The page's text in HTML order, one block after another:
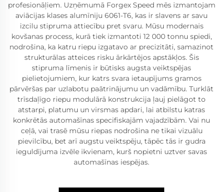
profesionāļiem. Uzņēmumā Forgex Speed mēs izmantojam
aviācijas klases alumīniju 6061-T6, kas ir slavens ar savu
izcilu stipruma attiecību pret svaru. Mūsu modernais
kovšanas process, kurā tiek izmantoti 12 000 tonnu spiedi,
nodrošina, ka katru riepu izgatavo ar precizitāti, samazinot
strukturālas atteices risku ārkārtējos apstākļos. Šis
stipruma līmenis ir būtisks augsta veiktspējas
pielietojumiem, kur katrs svara ietaupījums gramos
pārvēršas par uzlabotu paātrinājumu un vadāmību. Turklāt
trīsdaļīgo riepu modulārā konstrukcija ļauj pielāgot to
atstarpi, platumu un virsmas apdari, lai atbilstu katras
konkrētās automašīnas specifiskajām vajadzībām. Vai nu
ceļā, vai trasē mūsu riepas nodrošina ne tikai vizuālu
pievilcību, bet arī augstu veiktspēju, tāpēc tās ir gudra
ieguldījuma izvēle ikvienam, kurš nopietni uztver savas
automašīnas iespējas.